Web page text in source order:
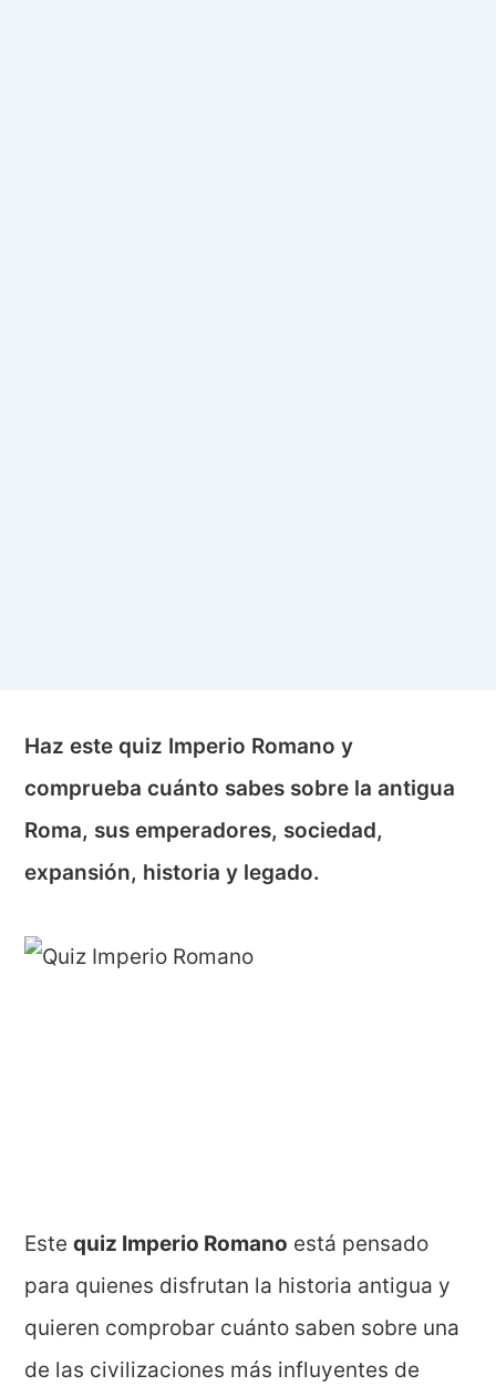
Haz este quiz Imperio Romano y
comprueba cuánto sabes sobre la antigua
Roma, sus emperadores, sociedad,
expansión, historia y legado.
Estequiz Imperio Romano está pensado
para quienes disfrutan la historia antigua y
quieren comprobar cuánto saben sobre una
de las civilizaciones más influyentes de